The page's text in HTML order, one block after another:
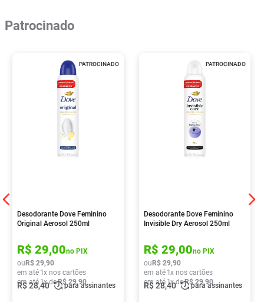
Patrocinado
PATROCINADO
Desodorante Dove Feminino
Original Aerosol 250ml
R$ 29,00no PIX
ou R$ 29,90
em até 1x nos cartões
em até 1x deR$ 29,90
R$28,40 para assinantes
PATROCINADO
Desodorante Dove Feminino
Invisible Dry Aerosol 250ml
R$ 29,00no PIX
ou R$ 29,90
em até 1x nos cartões
em até 1x deR$ 29,90
R$28,40 para assinantes